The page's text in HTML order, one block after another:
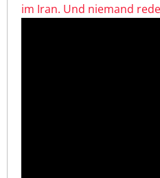
im Iran. Und niemand